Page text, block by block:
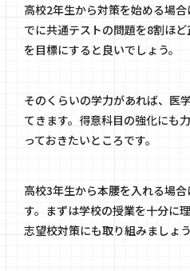
高校2年生から対策を始める場
でに共通テストの問題を8割ほ
を目標にすると良いでしょう。
そのくらいの学力があれば、医
てきます。得意科目の強化にも
っておきたいところです。
高校3年生から本腰を入れる場
す。まずは学校の授業を十分に
志望校対策にも取り組みましょう